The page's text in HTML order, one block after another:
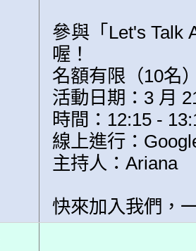
參與「Let's Talk
喔！
名額有限（10名
活動日期：3 月
時間：12:15 -
線上進行：
主持人：Ariana
快來加入我們，